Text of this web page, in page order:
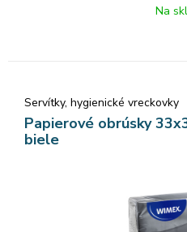
Na
Servítky, hygienické vreckovky
Papierové obrúsky
biele